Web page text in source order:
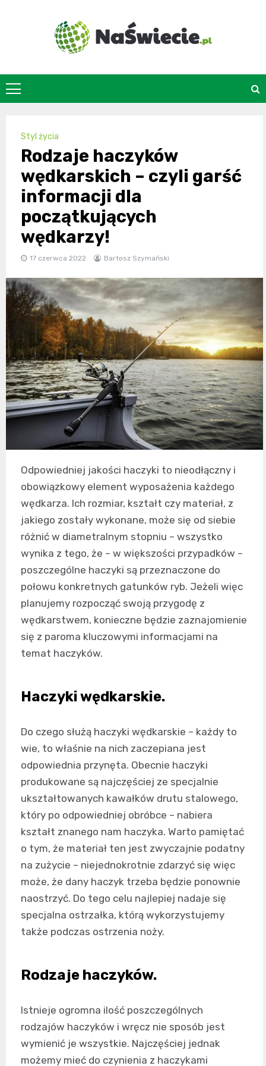
naswiecie.pl
Styl życia
Rodzaje haczyków
wędkarskich – czyli garść
informacji dla
początkujących
wędkarzy!
17 czerwca 2022 Bartosz Szymański
Odpowiedniej jakości haczyki to nieodłączny i
obowiązkowy element wyposażenia każdego
wędkarza. Ich rozmiar, kształt czy materiał, z
jakiego zostały wykonane, może się od siebie
różnić w diametralnym stopniu – wszystko
wynika z tego, że – w większości przypadków –
poszczególne haczyki są przeznaczone do
połowu konkretnych gatunków ryb. Jeżeli więc
planujemy rozpocząć swoją przygodę z
wędkarstwem, konieczne będzie zaznajomienie
się z paroma kluczowymi informacjami na
temat haczyków.
Haczyki wędkarskie.
Do czego służą haczyki wędkarskie – każdy to
wie, to właśnie na nich zaczepiana jest
odpowiednia przynęta. Obecnie haczyki
produkowane są najczęściej ze specjalnie
ukształtowanych kawałków drutu stalowego,
który po odpowiedniej obróbce – nabiera
kształt znanego nam haczyka. Warto pamiętać
o tym, że materiał ten jest zwyczajnie podatny
na zużycie – niejednokrotnie zdarzyć się więc
może, że dany haczyk trzeba będzie ponownie
naostrzyć. Do tego celu najlepiej nadaje się
specjalna ostrzałka, którą wykorzystujemy
także podczas ostrzenia noży.
Rodzaje haczyków.
Istnieje ogromna ilość poszczególnych
rodzajów haczyków i wręcz nie sposób jest
wymienić je wszystkie. Najczęściej jednak
możemy mieć do czynienia z haczykami